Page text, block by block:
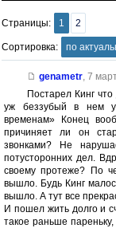
Страницы: 1 2
Сортировка: по
genametr, 7
Постарел Кинг
уж беззубый в нем
временам» Конец
причиняет ли он
звонками? Не
потусторонних дел.
своему протеже? По
вышло. Будь Кинг
вышло. А тут все
И пошел жить долго и
такое раньше